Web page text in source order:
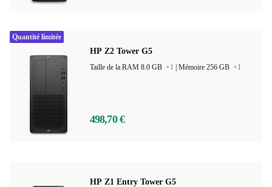
HP Z2 Tower G5
Taille de la RAM 8.0 GB +1 Mémoire 256 GB +1
498,70 €
Quantité limitée
HP Z1 Entry Tower G5